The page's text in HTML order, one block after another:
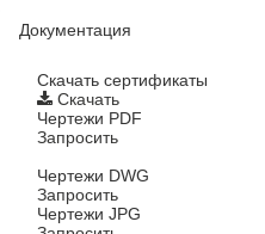
Документация
Cкачать сертификаты
Скачать
Чертежи PDF
Запросить
Чертежи DWG
Запросить
Чертежи JPG